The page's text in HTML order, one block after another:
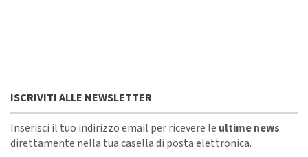
ISCRIVITI ALLE NEWSLETTER
Inserisci il tuo indirizzo email per ricevere le ultime news
direttamente nella tua casella di posta elettronica.